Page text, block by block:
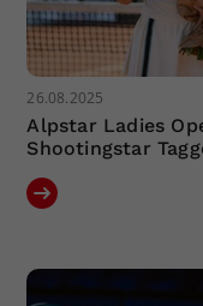
26.08.2025
Alpstar Ladies
Shootingstar